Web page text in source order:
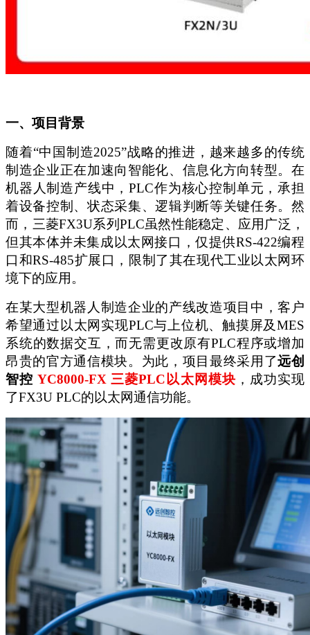
一、项目背景
随着“中国制造2025”战略的推进，越来越多的传统
制造企业正在加速向智能化、信息化方向转型。在
机器人制造产线中，PLC作为核心控制单元，承担
着设备控制、状态采集、逻辑判断等关键任务。然
而，三菱FX3U系列PLC虽然性能稳定、应用广泛，
但其本体并未集成以太网接口，仅提供RS-422编程
口和RS-485扩展口，限制了其在现代工业以太网环
境下的应用。
在某大型机器人制造企业的产线改造项目中，客户
希望通过以太网实现PLC与上位机、触摸屏及MES
系统的数据交互，而无需更改原有PLC程序或增加
昂贵的官方通信模块。为此，项目最终采用了远创
智控 YC8000-FX 三菱PLC以太网模块，成功实现
了FX3U PLC的以太网通信功能。